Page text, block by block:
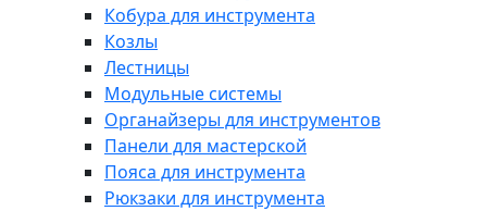
Кобура для инструмента
Козлы
Лестницы
Модульные системы
Органайзеры для инструментов
Панели для мастерской
Пояса для инструмента
Рюкзаки для инструмента